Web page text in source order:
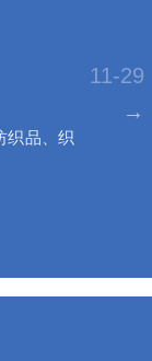
织品、织
11-29
→